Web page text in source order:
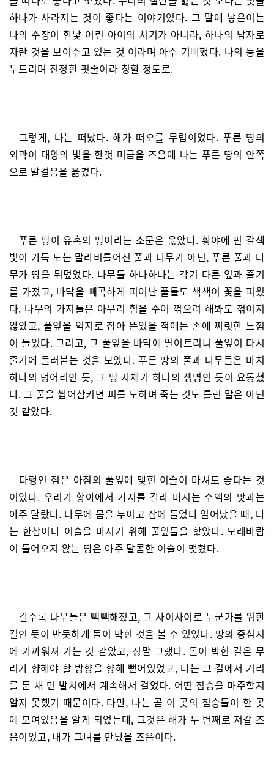
하나가 사라지는 것이 좋다는 이야기였다. 그 말에 낳은이는
나의 주장이 한낯 어린 아이의 치기가 아니라, 하나의 남자로
자란 것을 보여주고 있는 것 이라며 아주 기뻐했다. 나의 등을
두드리며 진정한 핏줄이라 칭할 정도로.
그렇게, 나는 떠났다. 해가 떠오를 무렵이었다. 푸른 땅의
외곽이 태양의 빛을 한껏 머금을 즈음에 나는 푸른 땅의 안쪽
으로 발걸음을 옮겼다.
푸른 땅이 유혹의 땅이라는 소문은 옳았다. 황야에 핀 갈색
빛이 가득 도는 말라비틀어진 풀과 나무가 아닌, 푸른 풀과 나
무가 땅을 뒤덮었다. 나무들 하나하나는 각기 다른 잎과 줄기
를 가졌고, 바닥을 빼곡하게 피어난 풀들도 색색이 꽃을 피웠
다. 나무의 가지들은 아무리 힘을 주어 꺾으려 해봐도 꺾이지
않았고, 풀잎을 억지로 잡아 뜯었을 적에는 손에 찌릿한 느낌
이 들었다. 그리고, 그 풀잎을 바닥에 떨어트리니 풀잎이 다시
줄기에 들러붙는 것을 보았다. 푸른 땅의 풀과 나무들은 마치
하나의 덩어리인 듯, 그 땅 자체가 하나의 생명인 듯이 요동쳤
다. 그 풀을 씹어삼키면 피를 토하며 죽는 것도 틀린 말은 아닌
것 같았다.
다행인 점은 아침의 풀잎에 맺힌 이슬이 마셔도 좋다는 것
이었다. 우리가 황야에서 가지를 갈라 마시는 수액의 맛과는
아주 달랐다. 나무에 몸을 누이고 잠에 들었다 일어났을 때, 나
는 한참이나 이슬을 마시기 위해 풀잎들을 핥았다. 모래바람
이 들어오지 않는 땅은 아주 달콤한 이슬이 맺혔다.
갈수록 나무들은 빽빽해졌고, 그 사이사이로 누군가를 위한
길인 듯이 반듯하게 돌이 박힌 것을 볼 수 있었다. 땅의 중심지
에 가까워져 가는 것 같았고, 정말 그랬다. 돌이 박힌 길은 무
리가 향해야 할 방향을 향해 뻗어있었고, 나는 그 길에서 거리
를 둔 채 먼 발치에서 계속해서 걸었다. 어떤 짐승을 마주할지
알지 못했기 때문이다. 다만, 나는 곧 이 곳의 짐승들이 한 곳
에 모여있음을 알게 되었는데, 그것은 해가 두 번째로 져갈 즈
음이었고, 내가 그녀를 만났을 즈음이다.